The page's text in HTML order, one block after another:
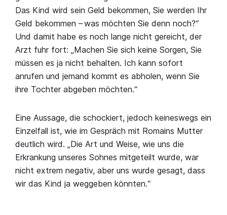
Das Kind wird sein Geld bekommen, Sie werden Ihr
Geld bekommen – was möchten Sie denn noch?“
Und damit habe es noch lange nicht gereicht, der
Arzt fuhr fort: „Machen Sie sich keine Sorgen, Sie
müssen es ja nicht behalten. Ich kann sofort
anrufen und jemand kommt es abholen, wenn Sie
ihre Tochter abgeben möchten.“
Eine Aussage, die schockiert, jedoch keineswegs ein
Einzelfall ist, wie im Gespräch mit Romains Mutter
deutlich wird. „Die Art und Weise, wie uns die
Erkrankung unseres Sohnes mitgeteilt wurde, war
nicht extrem negativ, aber uns wurde gesagt, dass
wir das Kind ja weggeben könnten.“